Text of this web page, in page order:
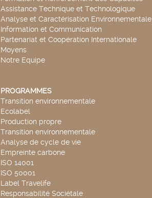
Assistance Technique et Technologique
Analyse et Caractérisation Environnementale
Information et Communication
Partenariat et Coopération Internationale
Moyens
Notre Equipe
PROGRAMMES
Transition environnementale
Ecolabel
Production propre
Transition environnementale
Analyse de cycle de vie
Empreinte carbone
ISO 14001
ISO 50001
Label Travelife
Responsabilité Sociétale